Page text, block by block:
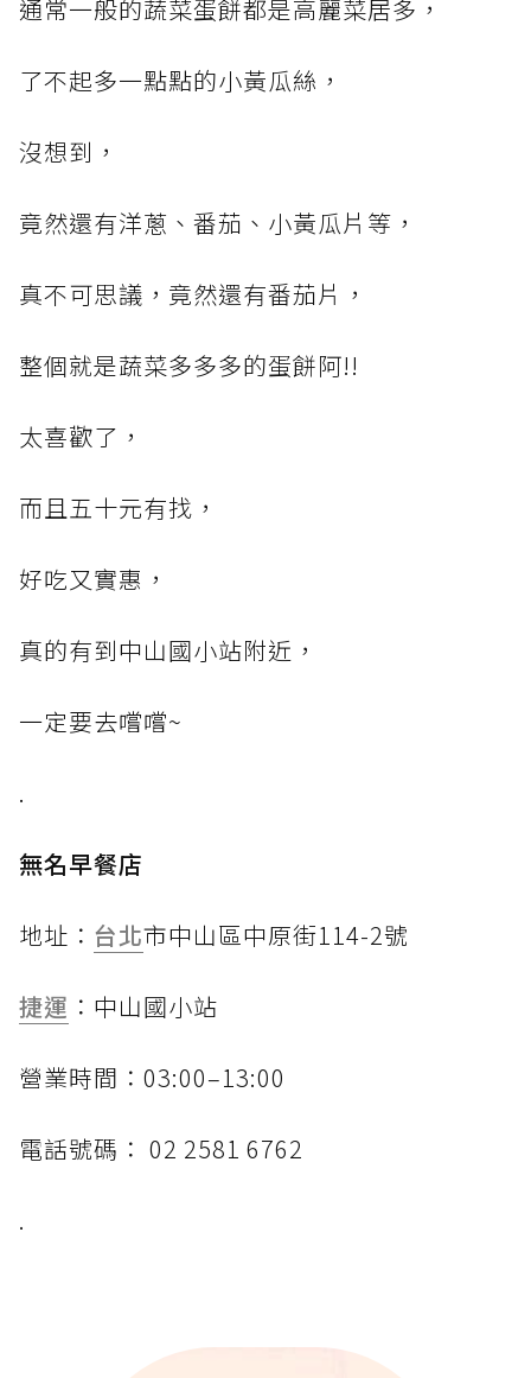
通常一般的蔬菜蛋餅都是高麗菜居多，
了不起多一點點的小黃瓜絲，
沒想到，
竟然還有洋蔥、番茄、小黃瓜片等，
真不可思議，竟然還有番茄片，
整個就是蔬菜多多多的蛋餅阿!!
太喜歡了，
而且五十元有找，
好吃又實惠，
真的有到中山國小站附近，
一定要去嚐嚐~
.
無名早餐店
地址： 台北市中山區中原街114-2號
捷運 ：中山國小站
營業時間：03:00–13:00
電話號碼： 02 2581 6762
.